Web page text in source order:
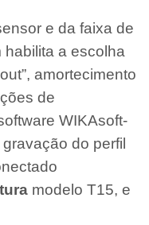
e da faixa de
habilita a escolha
amortecimento
de
WIKAsoft-
do perfil
modelo T15, e